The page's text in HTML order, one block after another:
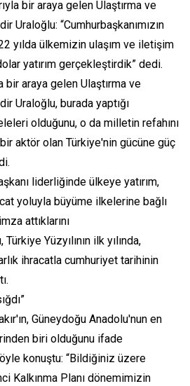
bir araya gelen Ulaştırma ve
Uraloğlu: “Cumhurbaşkanımızın
yılda ülkemizin ulaşım ve iletişim
yatırım gerçekleştirdik” dedi.
bir araya gelen Ulaştırma ve
Uraloğlu, burada yaptığı
olduğunu, o da milletin refahını
aktör olan Türkiye'nin gücüne güç
liderliğinde ülkeye yatırım,
yoluyla büyüme ilkelerine bağlı
attıklarını
Türkiye Yüzyılının ilk yılında,
ihracatla cumhuriyet tarihinin
Güneydoğu Anadolu'nun en
biri olduğunu ifade
konuştu: “Bildiğiniz üzere
Kalkınma Planı dönemimizin